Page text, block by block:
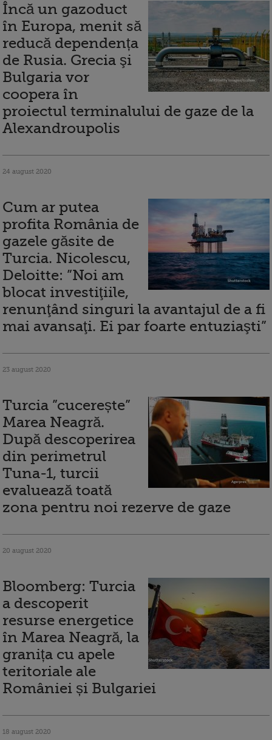
Încă un gazoduct
în Europa, menit să
reducă dependența
de Rusia. Grecia şi
Bulgaria vor
coopera în
proiectul terminalului de gaze de la
Alexandroupolis
24 august 2020
Cum ar putea
profita România de
gazele găsite de
Turcia. Nicolescu,
Deloitte: ”Noi am
blocat investiţiile,
renunţând singuri la avantajul de a fi
mai avansaţi. Ei par foarte entuziaşti”
23 august 2020
Turcia ”cucerește”
Marea Neagră.
După descoperirea
din perimetrul
Tuna-1, turcii
evaluează toată
zona pentru noi rezerve de gaze
20 august 2020
Bloomberg: Turcia
a descoperit
resurse energetice
în Marea Neagră, la
granița cu apele
teritoriale ale
României și Bulgariei
18 august 2020